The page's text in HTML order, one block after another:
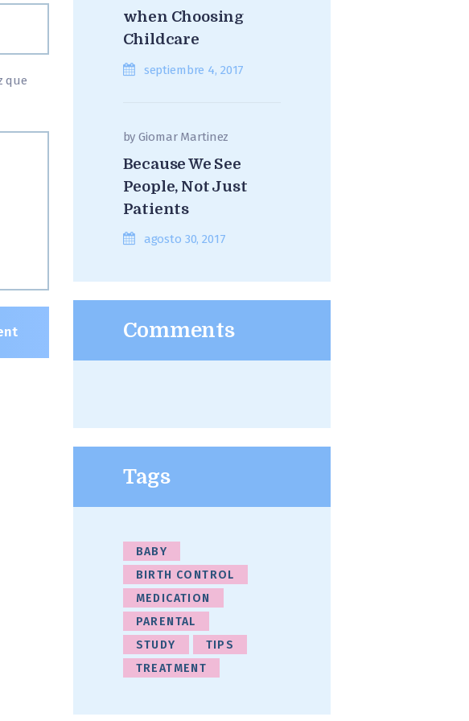
que
when Choosing
Childcare
septiembre 4, 2017
byGiomar Martinez
Because We See
People, Not Just
Patients
agosto 30, 2017
Comments
Tags
BABY
BIRTH CONTROL
MEDICATION
PARENTAL
STUDY
TIPS
TREATMENT